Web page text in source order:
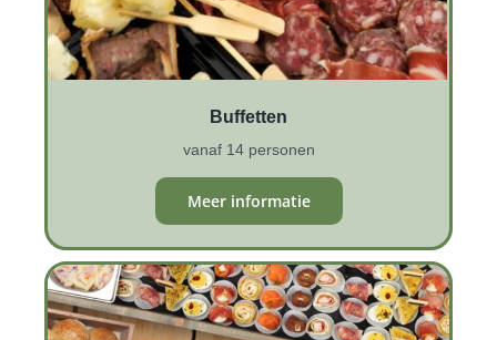
Buffetten
vanaf 14 personen
Meer informatie